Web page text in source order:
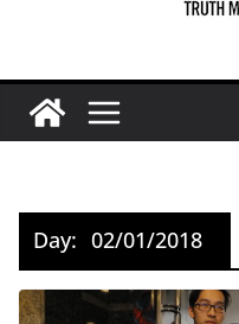
Day: 02/01/2018